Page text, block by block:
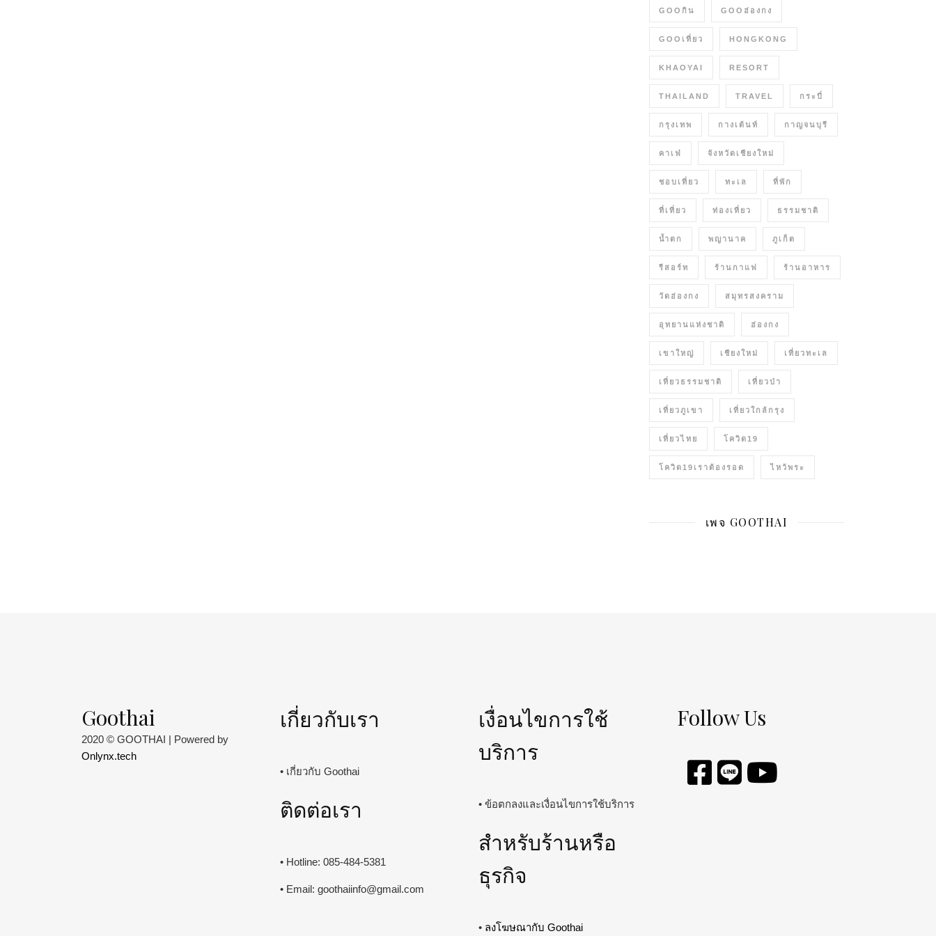
GOOกิน GOOฮ่องกง
GOOเที่ยว HONGKONG
KHAOYAI RESORT
THAILAND TRAVEL กระบี่
กรุงเทพ กางเต้นท์ กาญจนบุรี
คาเฟ่ จังหวัดเชียงใหม่
ชอบเที่ยว ทะเล ที่พัก
ที่เที่ยว ท่องเที่ยว ธรรมชาติ
น้ำตก พญานาค ภูเก็ต
รีสอร์ท ร้านกาแฟ ร้านอาหาร
วัดฮ่องกง สมุทรสงคราม
อุทยานแห่งชาติ ฮ่องกง
เขาใหญ่ เชียงใหม่ เที่ยวทะเล
เที่ยวธรรมชาติ เที่ยวป่า
เที่ยวภูเขา เที่ยวใกล้กรุง
เที่ยวไทย โควิด19
โควิด19เราต้องรอด ไหว้พระ
เพจ GOOTHAI
Goothai
2020 © GOOTHAI | Powered by
Onlynx.tech
เกี่ยวกับเรา
• เกี่ยวกับ Goothai
ติดต่อเรา
• Hotline: 085-484-5381
• Email: goothaiinfo@gmail.com
เงื่อนไขการใช้
บริการ
• ข้อตกลงและเงื่อนไขการใช้บริการ
สำหรับร้านหรือ
ธุรกิจ
• ลงโฆษณากับ Goothai
Follow Us